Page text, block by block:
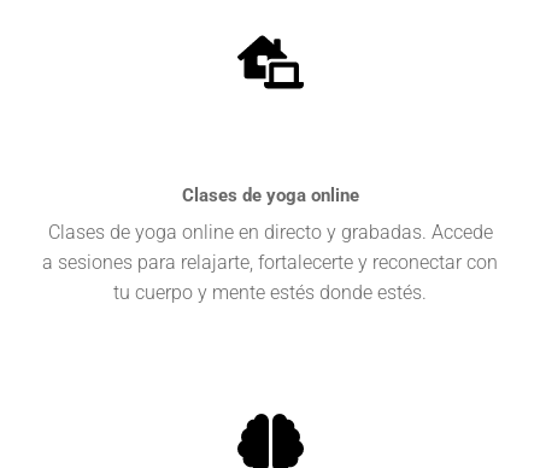
Clases de yoga online
Clases de yoga online en directo y grabadas. Accede
a sesiones para relajarte, fortalecerte y reconectar con
tu cuerpo y mente estés donde estés.